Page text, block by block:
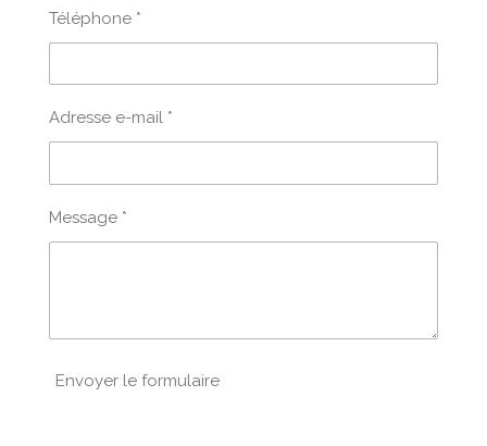
Téléphone *
Adresse e-mail *
Message *
Envoyer le formulaire